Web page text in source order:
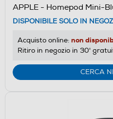
APPLE - Homepod Mini-
DISPONIBILE SOLO IN
Acquisto online: non
Ritiro in negozio in 30'
CERCA